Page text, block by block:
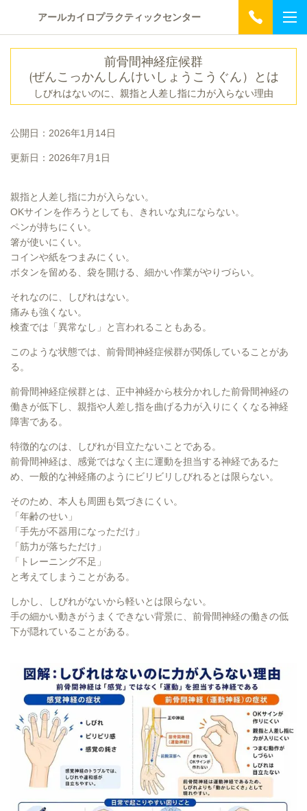
アールカイロプラクティックセンター
前骨間神経症候群
(ぜんこっかんしんけいしょうこうぐん）とは
しびれはないのに、親指と人差し指に力が入らない理由
公開日：2026年1月14日
更新日：2026年7月1日
親指と人差し指に力が入らない。
OKサインを作ろうとしても、きれいな丸にならない。
ペンが持ちにくい。
箸が使いにくい。
コインや紙をつまみにくい。
ボタンを留める、袋を開ける、細かい作業がやりづらい。
それなのに、しびれはない。
痛みも強くない。
検査では「異常なし」と言われることもある。
このような状態では、前骨間神経症候群が関係していることがあ
る。
前骨間神経症候群とは、正中神経から枝分かれした前骨間神経の
働きが低下し、親指や人差し指を曲げる力が入りにくくなる神経
障害である。
特徴的なのは、しびれが目立たないことである。
前骨間神経は、感覚ではなく主に運動を担当する神経であるた
め、一般的な神経痛のようにビリビリしびれるとは限らない。
そのため、本人も周囲も気づきにくい。
「年齢のせい」
「手先が不器用になっただけ」
「筋力が落ちただけ」
「トレーニング不足」
と考えてしまうことがある。
しかし、しびれがないから軽いとは限らない。
手の細かい動きがうまくできない背景に、前骨間神経の働きの低
下が隠れていることがある。